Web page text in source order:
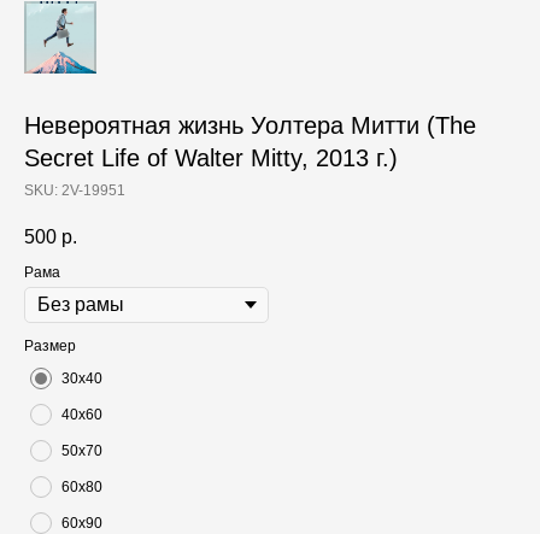
Невероятная жизнь Уолтера Митти (The
Secret Life of Walter Mitty, 2013 г.)
SKU: 2V-19951
500 р.
Рама
Размер
30х40
40х60
50х70
60х80
60х90